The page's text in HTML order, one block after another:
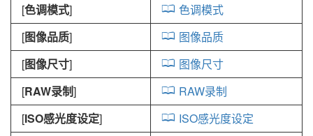
[色调模式]
色调模式
[图像品质]
图像品质
[图像尺寸]
图像尺寸
[RAW录制]
RAW录制
[ISO感光度设定]
ISO感光度设定